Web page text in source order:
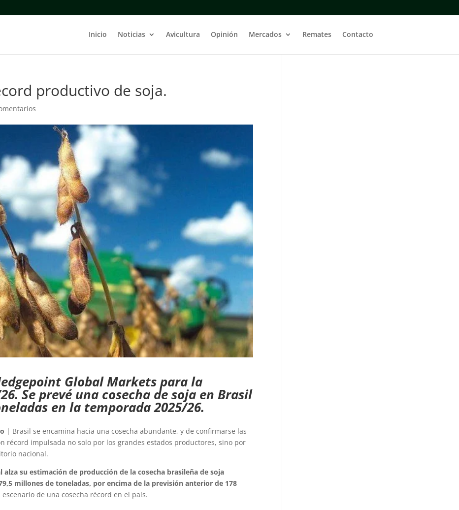
Inicio Noticias Avicultura Opinión Mercados Remates Contacto
productivo de soja.
Global Markets para la
Se prevé una cosecha de soja en Brasil
en la temporada 2025/26.
| Brasil se encamina hacia una cosecha abundante, y de confirmarse las
récord impulsada no solo por los grandes estados productores, sino por
nacional.
alza su estimación de producción de la cosecha brasileña de soja
millones de toneladas, por encima de la previsión anterior de 178
de una cosecha récord en el país.